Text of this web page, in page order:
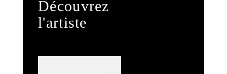
Découvrez
l'artiste